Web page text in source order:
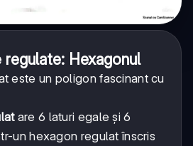
regulate: Hexagonul
este un poligon fascinant cu
are 6 laturi egale și 6
un hexagon regulat înscris